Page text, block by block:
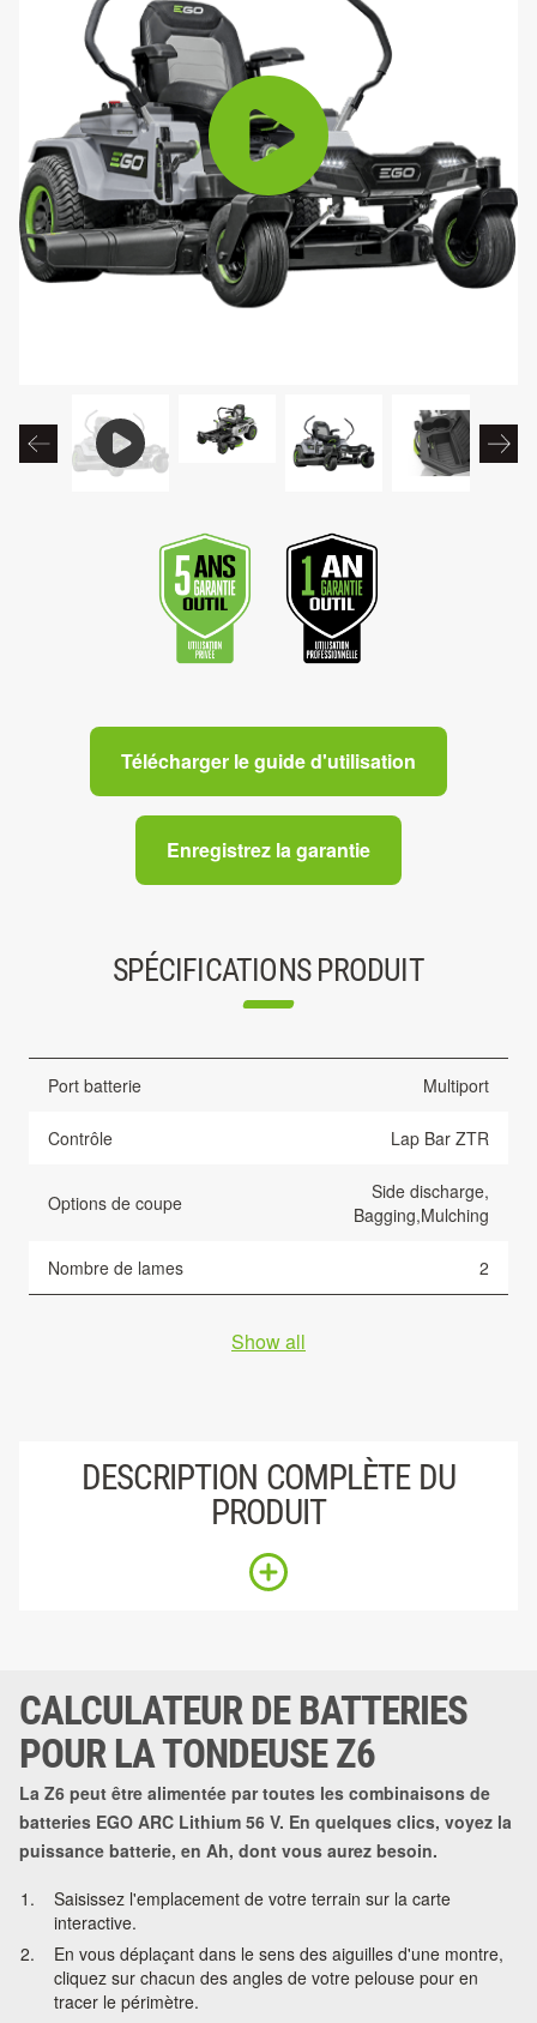
Télécharger le guide d'utilisation
Enregistrez la garantie
SPÉCIFICATIONS PRODUIT
Port batterie Multiport
Contrôle Lap Bar ZTR
Options de coupe
Side discharge,
Bagging,Mulching
Nombre de lames 2
Show all
DESCRIPTION COMPLÈTE DU
PRODUIT
CALCULATEUR DE BATTERIES
POUR LA TONDEUSE Z6
La Z6 peut être alimentée par toutes les combinaisons de
batteries EGO ARC Lithium 56 V. En quelques clics, voyez la
puissance batterie, en Ah, dont vous aurez besoin.
Saisissez l'emplacement de votre terrain sur la carte
interactive.
En vous déplaçant dans le sens des aiguilles d'une montre,
cliquez sur chacun des angles de votre pelouse pour en
tracer le périmètre.